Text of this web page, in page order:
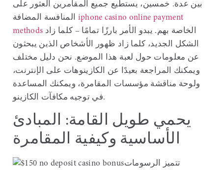
بين عدة. خمسين، يستطيع جميع المقامرين العثور على
iphone casino online payment
methods
الشكل الجديد، كلما زاد ظهور الأشخاص الذين يبحثون
عن معلومات حول لعبة هذا الموضع. نحن دليل مختلف
ويمكنك المراجعة بعيدًا عن الكازينوهات على الإنترنت،
ولوحة مناقشة مؤسسات المقامرة، ويمكنك المساعدة
في توجيه مكافآت الكازينو.
يحمي طويل القامة: المبادئ
الأساسية وكيفية المقامرة
تتميز الرسومات